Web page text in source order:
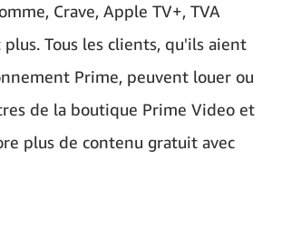
Crave, Apple TV+, TVA
plus. Tous les clients, qu'ils aient
Prime, peuvent louer ou
de la boutique Prime Video et
plus de contenu gratuit avec